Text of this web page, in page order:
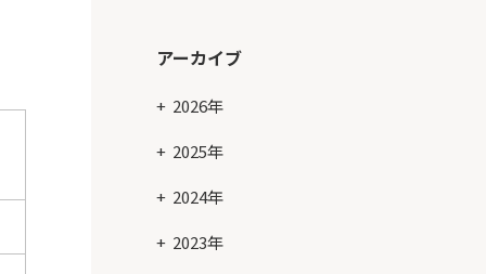
アーカイブ
2026年
2025年
2024年
2023年